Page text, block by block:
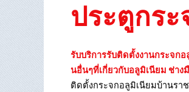
ประตูกร
รับบริการรับติดตั้งงานกระจก
นอื่นๆที่เกี่ยวกับอลูมิเนียม ช่า
ติดตั้งกระจกอลูมิเนียมบ้านรา